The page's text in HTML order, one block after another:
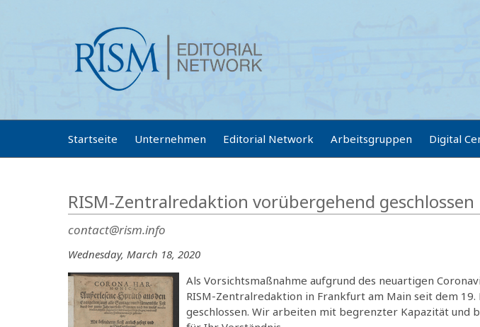
Startseite Unternehmen Editorial Network Arbeitsgruppen Digital
RISM-Zentralredaktion vorübergehend geschlossen
contact@rism.info
Wednesday, March 18, 2020
Als Vorsichtsmaßnahme aufgrund des neuartigen
RISM-Zentralredaktion in Frankfurt am Main seit dem 19.
geschlossen. Wir arbeiten mit begrenzter Kapazität und